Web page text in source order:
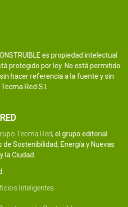
es propiedad intelectual
protegido por ley. No está permitido
hacer referencia a la fuente y sin
Red S.L.
Tecma Red, el grupo editorial
Sostenibilidad, Energía y Nuevas
la Ciudad.
Inteligentes